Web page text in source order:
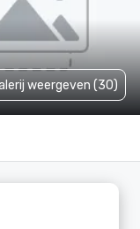
weergeven (30)